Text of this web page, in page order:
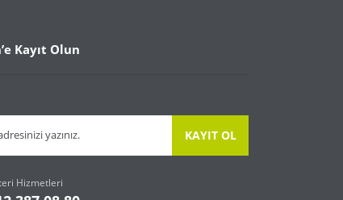
Kayıt Olun
KAYIT OL
Hizmetleri